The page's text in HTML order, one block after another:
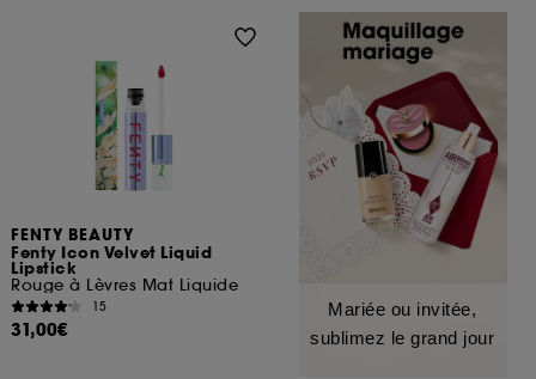
FENTY BEAUTY
Fenty Icon Velvet Liquid
Lipstick
Rouge à Lèvres Mat Liquide
15
31,00€
Mariée ou invitée,
sublimez le grand jour